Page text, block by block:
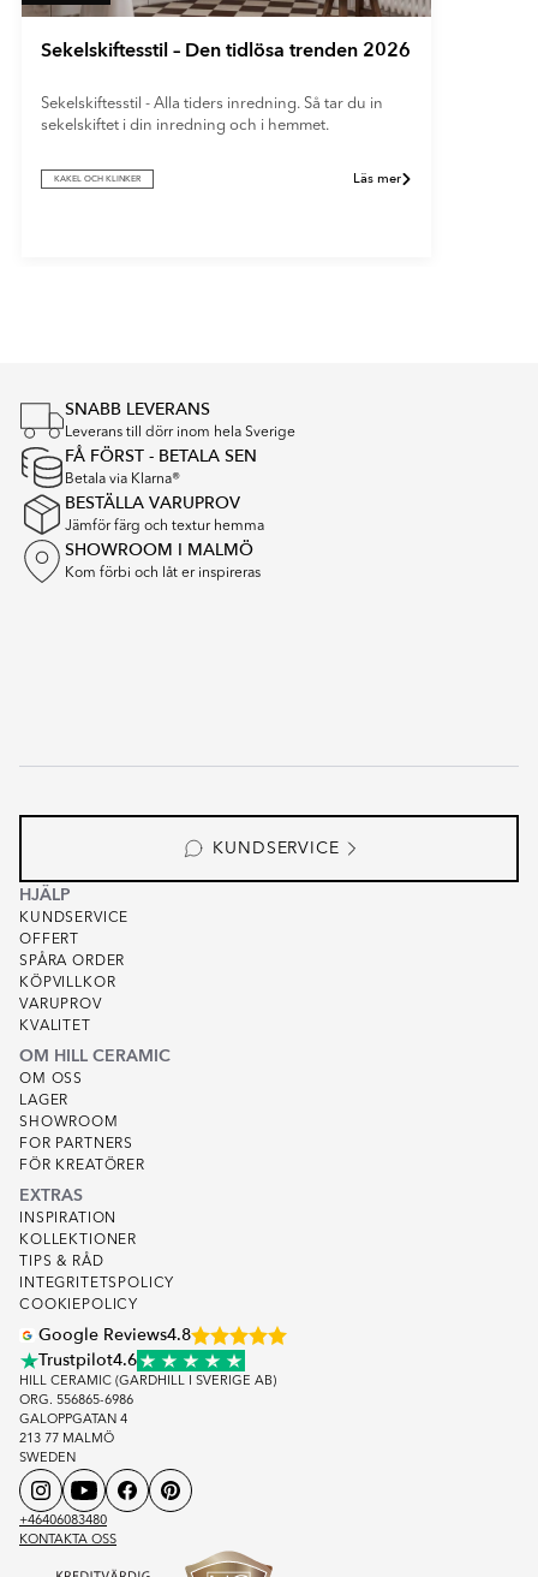
Sekelskiftesstil – Den tidlösa trenden 2026
Sekelskiftesstil - Alla tiders inredning. Så tar du in
sekelskiftet i din inredning och i hemmet.
KAKEL OCH KLINKER Läs mer
SNABB LEVERANS
Leverans till dörr inom hela Sverige
FÅ FÖRST - BETALA SEN
Betala via Klarna®
BESTÄLLA VARUPROV
Jämför färg och textur hemma
SHOWROOM I MALMÖ
Kom förbi och låt er inspireras
KUNDSERVICE
HJÄLP
KUNDSERVICE
OFFERT
SPÅRA ORDER
KÖPVILLKOR
VARUPROV
KVALITET
OM HILL CERAMIC
OM OSS
LAGER
SHOWROOM
FOR PARTNERS
FÖR KREATÖRER
EXTRAS
INSPIRATION
KOLLEKTIONER
TIPS & RÅD
INTEGRITETSPOLICY
COOKIEPOLICY
Google Reviews4.8
Trustpilot4.6
HILL CERAMIC (GARDHILL I SVERIGE AB)
ORG. 556865-6986
GALOPPGATAN 4
213 77 MALMÖ
SWEDEN
+46406083480
KONTAKTA OSS